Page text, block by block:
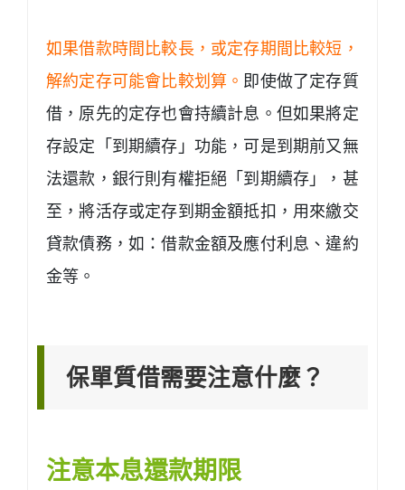
如果借款時間比較長，或定存期間比較短，
解約定存可能會比較划算。 即使做了定存質
借，原先的定存也會持續計息。但如果將定
存設定「到期續存」功能，可是到期前又無
法還款，銀行則有權拒絕「到期續存」，甚
至，將活存或定存到期金額抵扣，用來繳交
貸款債務，如：借款金額及應付利息、違約
金等。
保單質借需要注意什麼？
注意本息還款期限